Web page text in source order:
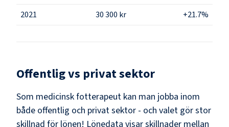
2021
30 300 kr +21.7%
Offentlig vs privat sektor
Som medicinsk fotterapeut kan man jobba inom
både offentlig och privat sektor - och valet gör stor
skillnad för lönen! Lönedata visar skillnader mellan